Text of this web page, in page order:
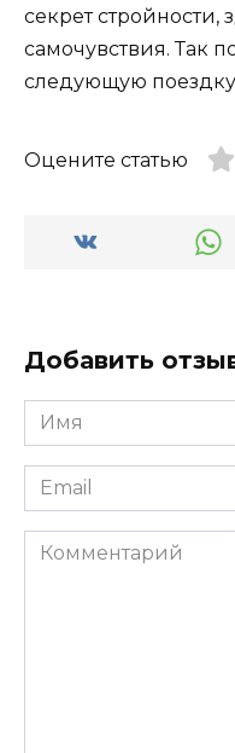
секрет стройности,
самочувствия. Так
следующую
Оцените статью
Добавить
Имя
*
Email
*
Комментарий